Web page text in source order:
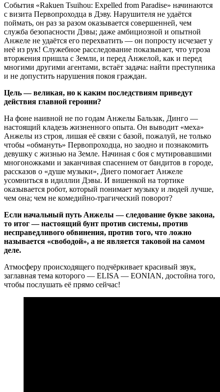
События «Rakuen Tsuihou: Expelled from Paradise» начинаются
с визита Первопроходца в Дэву. Нарушителя не удаётся
поймать, он раз за разом оказывается совершенней, чем
служба безопасности Дэвы; даже амбициозной и опытной
Анжеле не удаётся его перехватить — он попросту исчезает у
неё из рук! Служебное расследование показывает, что угроза
вторжения пришла с Земли, и перед Анжелой, как и перед
многими другими агентами, встаёт задача: найти преступника
и не допустить нарушения покоя граждан.
Цель — великая, но к каким последствиям приведут
действия главной героини?
На фоне наивной не по годам Анжелы Бальзак, Динго —
настоящий кладезь жизненного опыта. Он выводит «меха»
Анжелы из строя, лишая её связи с базой, пожалуй, не только
чтобы «обмануть» Первопроходца, но заодно и познакомить
девушку с жизнью на Земле. Начиная с боя с мутировавшими
многоножками и заканчивая спасением от бандитов в городе,
рассказов о «душе музыки», Диего помогает Анжеле
усомниться в идиллии Дэвы. И вишенкой на тортике
оказывается робот, который понимает музыку и людей лучше,
чем она; чем не комедийно-трагический поворот?
Если начальный путь Анжелы — следование букве закона,
то итог — настоящий бунт против системы, против
несправедливого обвинения, против того, что ложно
называется «свободой», а не является таковой на самом
деле.
Атмосферу происходящего подчёркивает красивый звук,
заглавная тема которого — ELISA — EONIAN, достойна того,
чтобы послушать её прямо сейчас!